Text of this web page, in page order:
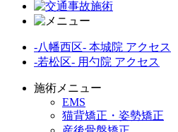
-八幡西区- 本城院 アクセス
-若松区- 用勺院 アクセス
施術メニュー
EMS
猫背矯正・姿勢矯正